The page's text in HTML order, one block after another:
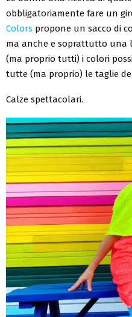
obbligatoriamente fare un
Colors propone un sacco di
ma anche e soprattutto una
(ma proprio tutti) i colori
tutte (ma proprio) le taglie
Calze spettacolari.